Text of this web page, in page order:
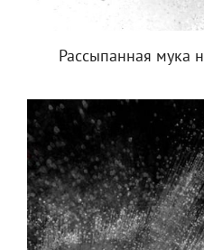
Рассыпанная мука